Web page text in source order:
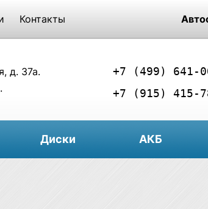
Контакты
д. 37а.
+7 (499) 641-
+7 (915) 415-
Диски АКБ